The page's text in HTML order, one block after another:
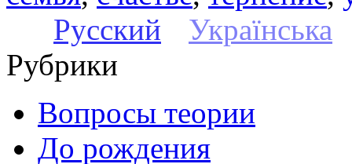
Русский
Українська
Рубрики
Вопросы теории
До рождения